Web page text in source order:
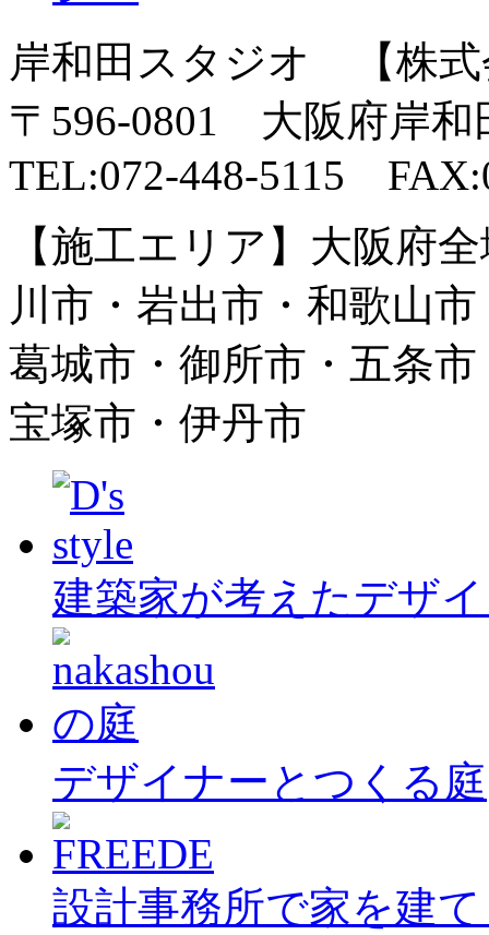
岸和田スタジオ 【株
〒596-0801 大阪府岸和
TEL:072-448-5115
【施工エリア】大阪府
川市・岩出市・和歌山
葛城市・御所市・五条
宝塚市・伊丹市
建築家が考えたデザ
デザイナーとつくる庭
設計事務所で家を建